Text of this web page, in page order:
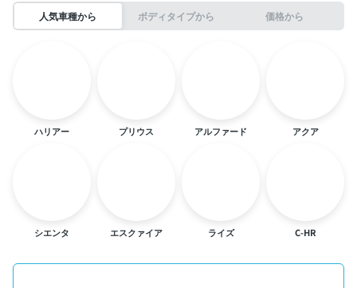
人気車種から ボディタイプから 価格から
ハリアー プリウス アルファード アクア
シエンタ エスクァイア ライズ C-HR